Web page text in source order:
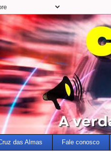
das Almas Fale conosco